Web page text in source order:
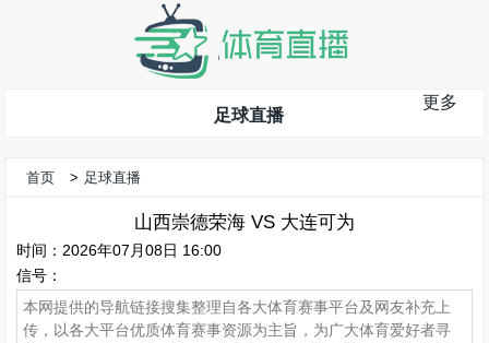
足球直播
更多
首页 > 足球直播
山西崇德荣海 VS 大连可为
时间：2026年07月08日 16:00
信号：
本网提供的导航链接搜集整理自各大体育赛事平台及网友补充上
传，以各大平台优质体育赛事资源为主旨，为广大体育爱好者寻